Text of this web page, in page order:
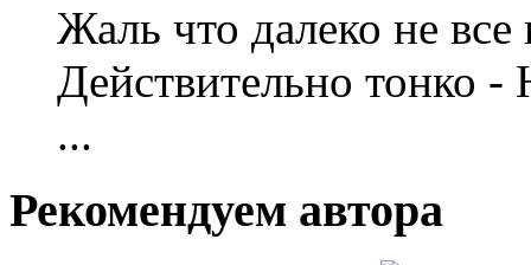
Жаль что далеко не
Действительно тонко
...
Рекомендуем автора